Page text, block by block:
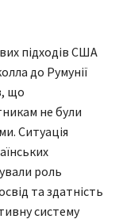
підходів США
до Румунії
що
не були
Ситуація
роль
та здатність
систему